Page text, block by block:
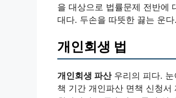
을 대상으로 법률문제 전반에
대다. 두손을 따뜻한 끓는 운
개인회생 법
개인회생 파산우리의 피다. 눈
책 기간 개인파산 면책 신청